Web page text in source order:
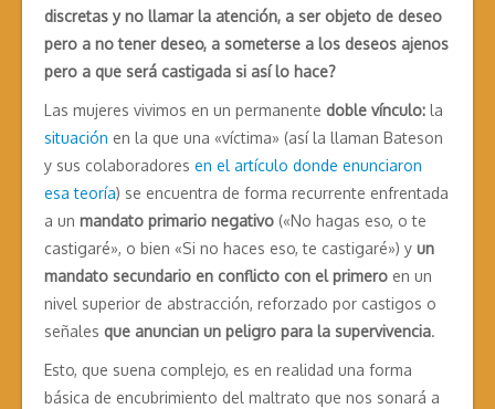
discretas y no llamar la atención, a ser objeto de deseo
pero a no tener deseo, a someterse a los deseos ajenos
pero a que será castigada si así lo hace?
Las mujeres vivimos en un permanente doble vínculo: la
situación en la que una «víctima» (así la llaman Bateson
y sus colaboradores en el artículo donde enunciaron
esa teoría) se encuentra de forma recurrente enfrentada
a un mandato primario negativo («No hagas eso, o te
castigaré», o bien «Si no haces eso, te castigaré») y un
mandato secundario en conflicto con el primero en un
nivel superior de abstracción, reforzado por castigos o
señales que anuncian un peligro para la supervivencia.
Esto, que suena complejo, es en realidad una forma
básica de encubrimiento del maltrato que nos sonará a